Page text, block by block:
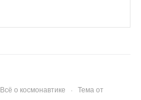
Всё о космонавтике · Тема от